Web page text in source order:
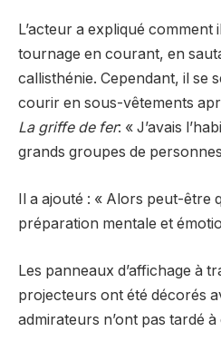
L’acteur a expliqué comment
tournage en courant, en
callisthénie. Cependant, il se
courir en sous-vêtements
La griffe de fer: « J’avais
grands groupes de
Il a ajouté : « Alors peut-être
préparation mentale et
Les panneaux d’affichage à
projecteurs ont été décorés
admirateurs n’ont pas tardé